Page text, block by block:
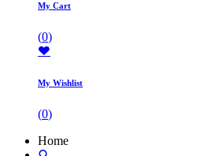
My Cart
(0)
My Wishlist
(0)
Home